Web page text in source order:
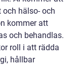
hälso- och
kommer att
och behandlas.
roll i att rädda
hållbar